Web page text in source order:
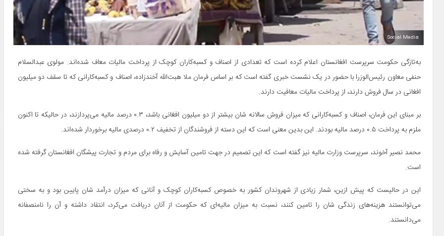
Social Media
به‌تازگی حکومت سرپرست افغانستان اعلام کرده است که تعدادی از اصناف و کسبه‌کاران کوچک از پرداخت مالیات معاف شده‌اند. مولوی عبدالسلام
حنفی معاون رئیس‌الوزرا با حضور در یک نشست خبری گفته است که بر اساس فرمان ملا هبت‌الله آخندزاده، اصناف و کسبه‌کارانی که تا سقف دو میلیون
افغانی در سال فروش دارند، از پرداخت مالیات معافیت دارند.
بر مبنای این فرمان، اصناف و کسبه‌کارانی که میزان فروش سالانه شان بیشتر از دو میلیون افغانی باشد، ۰.۳ درصد مالیه می‌پردازند، در حالیکه تا اکنون
ملزم به پرداخت ۰.۵ درصد مالیه بودند. این بدین معنی است که این دسته از فروشندگان از تخفیف ۰.۲ درصدی مالیه برخوردار شده‌اند.
محمد نصیر آخوند، سرپرست وزارت مالیه نیز گفته است که این تصمیم در جهت تامین آسایش و رفاه برای مردم و تجارت پیشگان افغانستان گرفته شده
است.
این در حالیست که پیش ازین، شمار زیادی از شهروندان کشور به خصوص کسبه‌کاران کوچک و آنانی که میزان درآمد شان پایین بود و به سختی
می‌توانستند هزینه‌های زندگی شان را تامین کنند، نسبت به میزان مالیه‌ای که حکومت از آنان دریافت می‌کرد، انتقاد داشته و آن را نامنصفانه
می‌دانستند.